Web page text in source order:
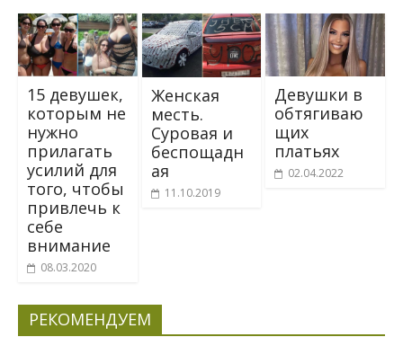
15 девушек,
которым не
нужно
прилагать
усилий для
того, чтобы
привлечь к
себе
внимание
08.03.2020
Женская
месть.
Суровая и
беспощадн
ая
11.10.2019
Девушки в
обтягиваю
щих
платьях
02.04.2022
РЕКОМЕНДУЕМ